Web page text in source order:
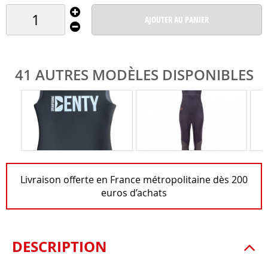
AJOUTER AU PANIER
Livraison offerte en France métropolitaine dès 200
euros d’achats
41 AUTRES MODÈLES DISPONIBLES
DESCRIPTION